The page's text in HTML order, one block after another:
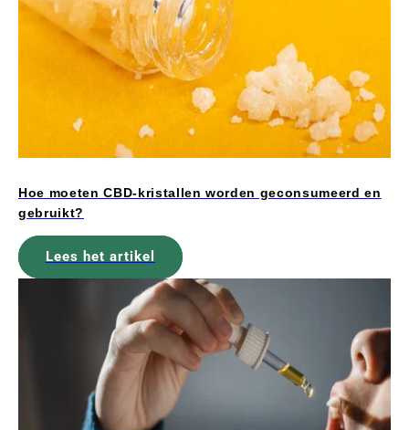
Hoe moeten CBD-kristallen worden geconsumeerd en
gebruikt?
Lees het artikel